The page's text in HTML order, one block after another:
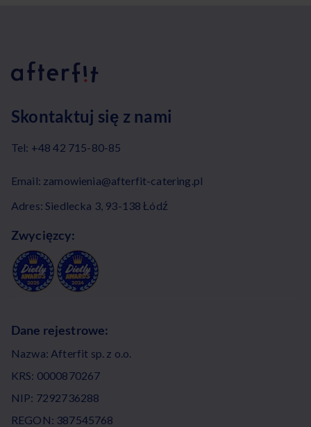
Skontaktuj się z nami
Tel: +48 42 715-80-85
Email: zamowienia@afterfit-catering.pl
Adres: Siedlecka 3, 93-138 Łódź
Zwycięzcy:
Dane rejestrowe:
Nazwa: Afterfit sp. z o.o.
KRS: 0000870267
NIP: 7292736288
REGON: 387545768